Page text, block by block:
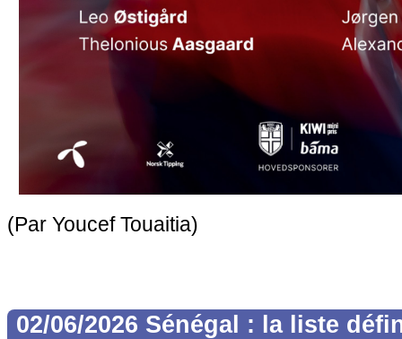
(Par Youcef Touaitia)
02/06/2026 Sénégal : la liste